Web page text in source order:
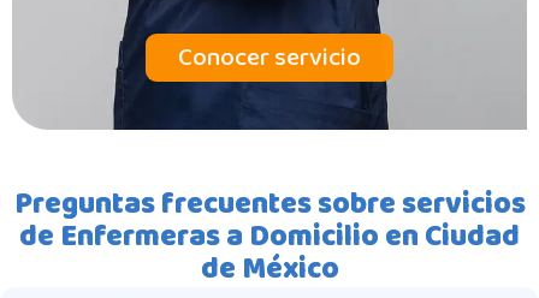
Conocer servicio
Preguntas frecuentes sobre servicios
de Enfermeras a Domicilio en Ciudad
de México